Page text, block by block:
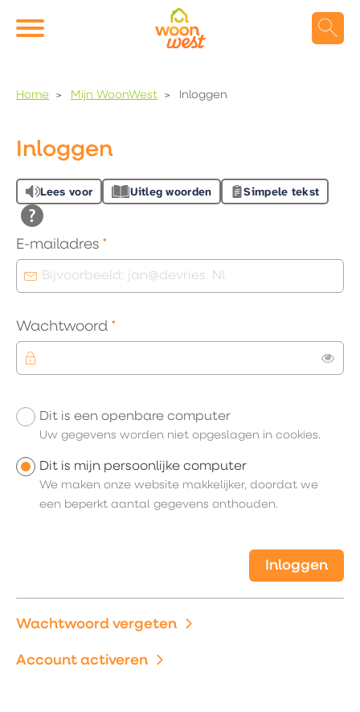
Naar de homepage
Ga naar Hoofd
Home Mijn WoonWest Inloggen
Inloggen
Lees voor Uitleg woorden Simpele tekst
E-mailadres *
Wachtwoord *
Uw inloggegevens
Dit is een openbare computer
Uw gegevens worden niet opgeslagen in cookies.
Dit is mijn persoonlijke computer
We maken onze website makkelijker, doordat we
een beperkt aantal gegevens onthouden.
Inloggen
Wachtwoord vergeten
Account activeren